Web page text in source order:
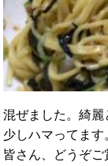
混ぜました。綺麗
少しハマってます
皆さん、どうぞご